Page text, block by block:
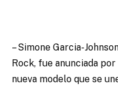
– Simone Garcia-
Rock, fue anunciada
nueva modelo que se